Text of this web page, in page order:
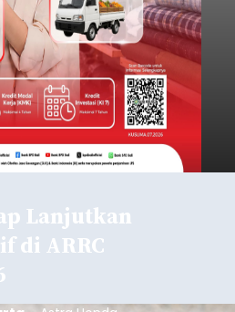
Lanjutkan
di ARRC